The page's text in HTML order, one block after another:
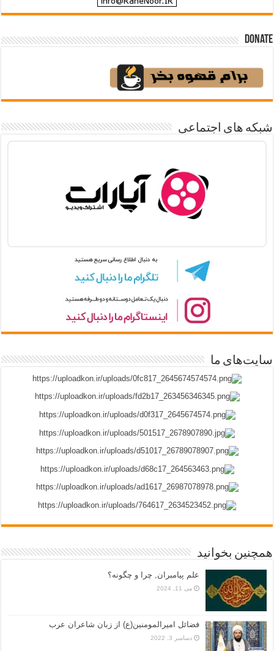
Donate
شبکه های اجتماعی
سایت‌های ما
همچنین بخوانید
علم پیامبران, چرا و چگونه؟
می 11, 2024
فضائل امیرالمومنین(ع) از زبان شاعران عرب
دسامبر 3, 2022